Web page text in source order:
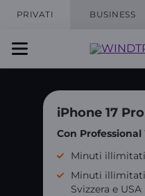
PRIVATI BUSINESS
iPhone 17 Pro
Con
Minuti
Minuti illimitati
Svizzera e USA